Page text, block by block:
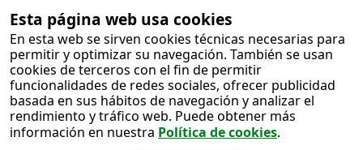
Esta página web usa cookies
En esta web se sirven cookies técnicas necesarias para
permitir y optimizar su navegación. También se usan
cookies de terceros con el fin de permitir
funcionalidades de redes sociales, ofrecer publicidad
basada en sus hábitos de navegación y analizar el
rendimiento y tráfico web. Puede obtener más
información en nuestra Política de cookies.